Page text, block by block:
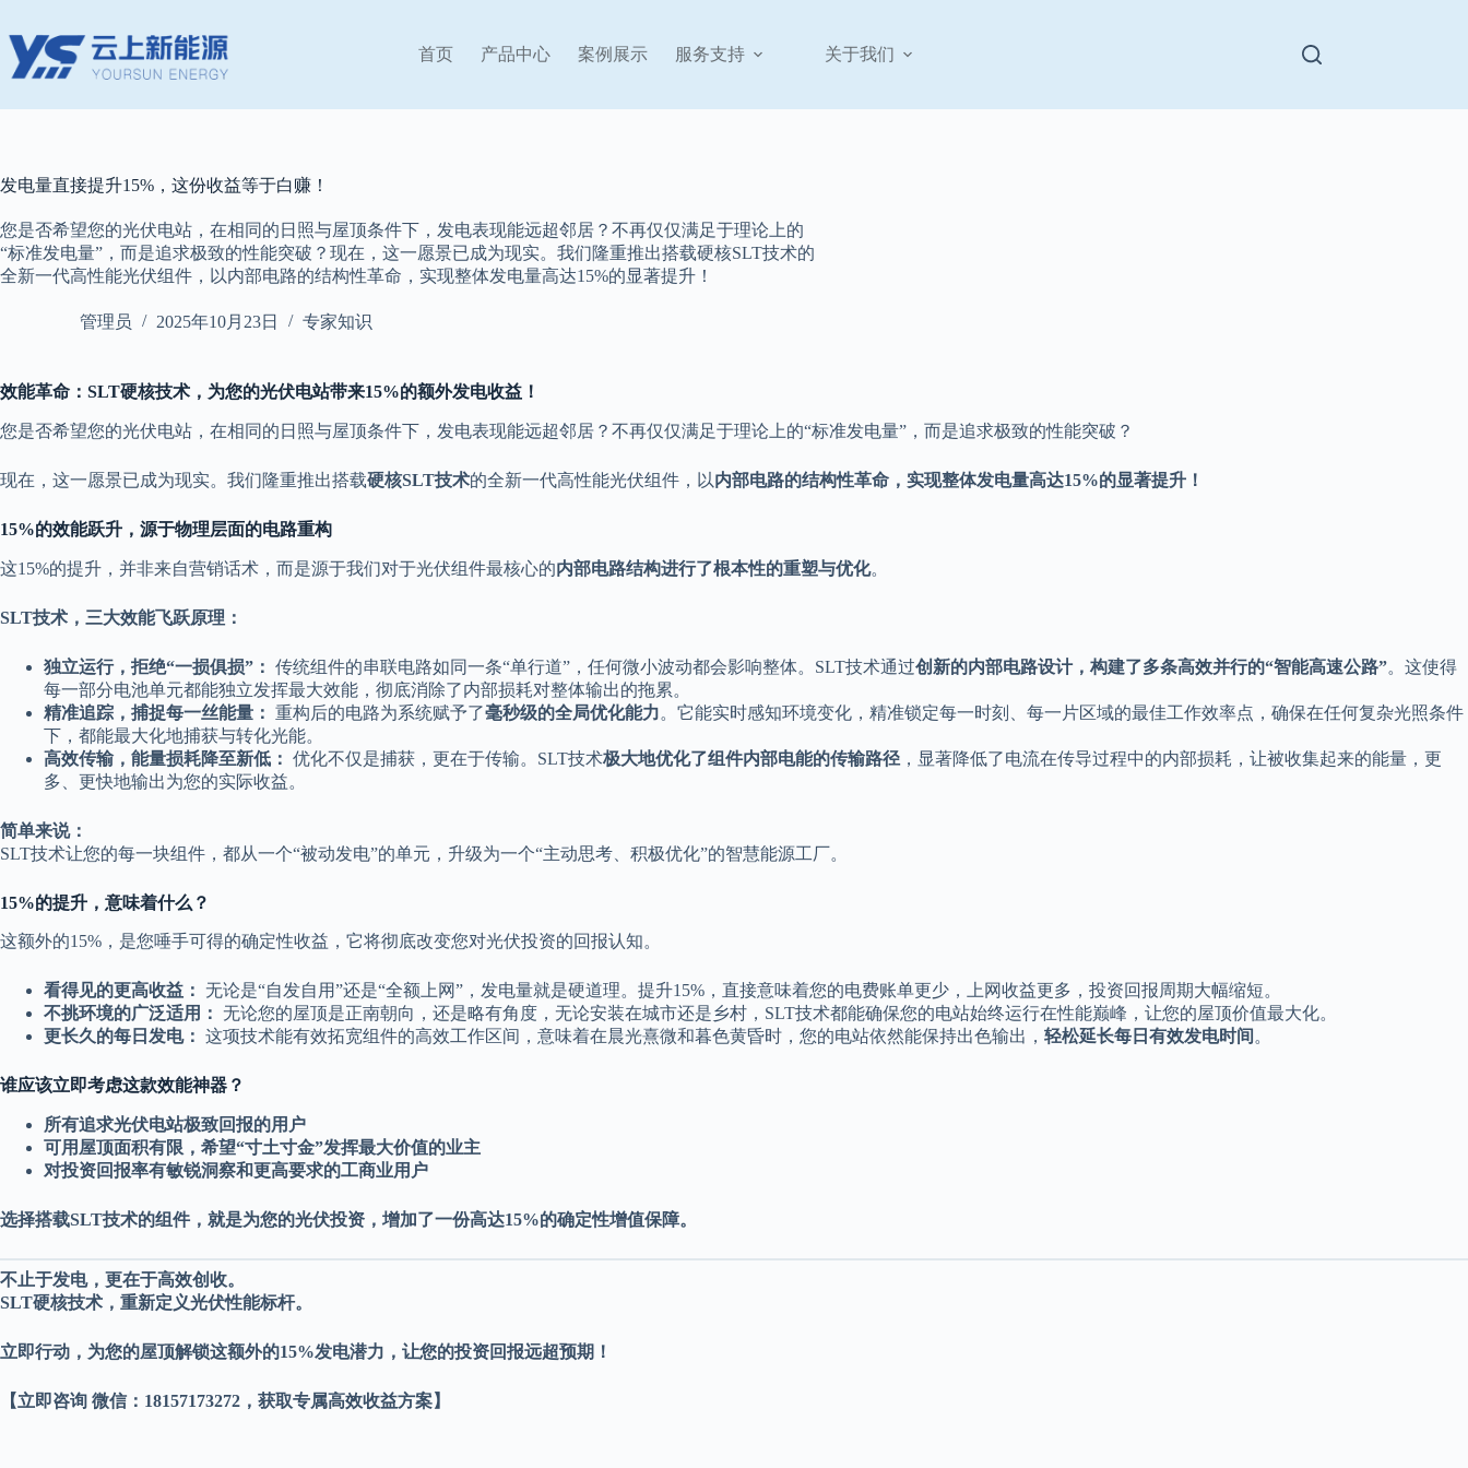
过
内
容
首页 产品中心 案例展示 服务支持 关于我们
发电量直接提升15%，这份收益等于白赚！
您是否希望您的光伏电站，在相同的日照与屋顶条件下，发电表现能远超邻居？不再仅仅满足于理论上的
“标准发电量”，而是追求极致的性能突破？现在，这一愿景已成为现实。我们隆重推出搭载硬核SLT技术的
全新一代高性能光伏组件，以内部电路的结构性革命，实现整体发电量高达15%的显著提升！
管理员 2025年10月23日 专家知识
效能革命：SLT硬核技术，为您的光伏电站带来15%的额外发电收益！
您是否希望您的光伏电站，在相同的日照与屋顶条件下，发电表现能远超邻居？不再仅仅满足于理论上的“标准发电量”，而是追求极致的性能突破？
现在，这一愿景已成为现实。我们隆重推出搭载硬核SLT技术的全新一代高性能光伏组件，以内部电路的结构性革命，实现整体发电量高达15%的显著提升！
15%的效能跃升，源于物理层面的电路重构
这15%的提升，并非来自营销话术，而是源于我们对于光伏组件最核心的内部电路结构进行了根本性的重塑与优化。
SLT技术，三大效能飞跃原理：
独立运行，拒绝“一损俱损”： 传统组件的串联电路如同一条“单行道”，任何微小波动都会影响整体。SLT技术通过创新的内部电路设计，构建了多条高效并行的“智能高速公路”。这使得
每一部分电池单元都能独立发挥最大效能，彻底消除了内部损耗对整体输出的拖累。
精准追踪，捕捉每一丝能量： 重构后的电路为系统赋予了毫秒级的全局优化能力。它能实时感知环境变化，精准锁定每一时刻、每一片区域的最佳工作效率点，确保在任何复杂光照条件
下，都能最大化地捕获与转化光能。
高效传输，能量损耗降至新低： 优化不仅是捕获，更在于传输。SLT技术极大地优化了组件内部电能的传输路径 ，显著降低了电流在传导过程中的内部损耗，让被收集起来的能量，更
多、更快地输出为您的实际收益。
简单来说：
SLT技术让您的每一块组件，都从一个“被动发电”的单元，升级为一个“主动思考、积极优化”的智慧能源工厂。
15%的提升，意味着什么？
这额外的15%，是您唾手可得的确定性收益，它将彻底改变您对光伏投资的回报认知。
看得见的更高收益： 无论是“自发自用”还是“全额上网”，发电量就是硬道理。提升15%，直接意味着您的电费账单更少，上网收益更多，投资回报周期大幅缩短。
不挑环境的广泛适用： 无论您的屋顶是正南朝向，还是略有角度，无论安装在城市还是乡村，SLT技术都能确保您的电站始终运行在性能巅峰，让您的屋顶价值最大化。
更长久的每日发电： 这项技术能有效拓宽组件的高效工作区间，意味着在晨光熹微和暮色黄昏时，您的电站依然能保持出色输出， 轻松延长每日有效发电时间 。
谁应该立即考虑这款效能神器？
所有追求光伏电站极致回报的用户
可用屋顶面积有限，希望“寸土寸金”发挥最大价值的业主
对投资回报率有敏锐洞察和更高要求的工商业用户
选择搭载SLT技术的组件，就是为您的光伏投资，增加了一份高达15%的确定性增值保障。
不止于发电，更在于高效创收。
SLT硬核技术，重新定义光伏性能标杆。
立即行动，为您的屋顶解锁这额外的15%发电潜力，让您的投资回报远超预期！
【立即咨询 微信：18157173272，获取专属高效收益方案】